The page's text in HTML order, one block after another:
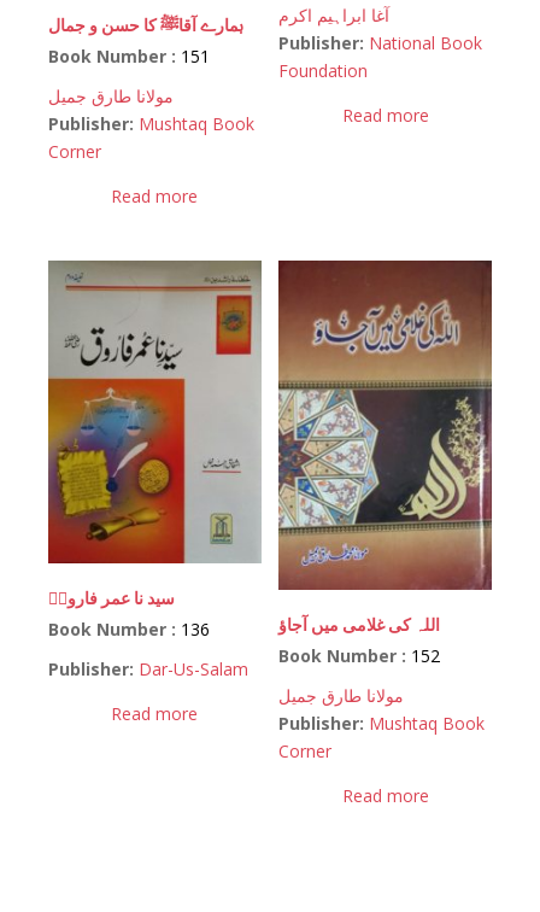
ہمارے آقاﷺ کا حسن و جمال
Book Number : 151
مولانا طارق جمیل
Publisher: Mushtaq Book
Corner
Read more
آغا ابراہیم اکرم
Publisher: National Book
Foundation
Read more
سید نا عمر فاروقؓ
Book Number : 136
Publisher: Dar-Us-Salam
Read more
اللہ کی غلامی میں آجاؤ
Book Number : 152
مولانا طارق جمیل
Publisher: Mushtaq Book
Corner
Read more